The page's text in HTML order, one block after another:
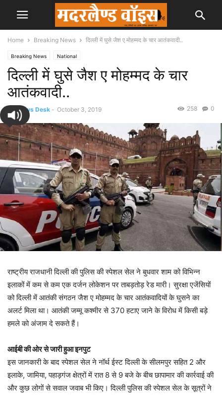
Home Breaking News दिल्ली में घुसे जैश ए मोहम्मद के चार आतंकवादी..
Breaking News National
दिल्ली में घुसे जैश ए मोहम्मद के चार
आतंकवादी..
By News Desk - October 3, 2019 0
258
राष्ट्रीय राजधानी दिल्ली की पुलिस की स्पेशल सेल ने बुधवार शाम को विभिन्न
इलाकों में कम से कम एक दर्जन लोकेशन पर ताबड़तोड़ रेड मारी। सुरक्षा एजेंसियों
को दिल्ली में आतंकी संगठन जैश ए मोहम्मद के चार आतंकवादियों के घुसने का
अलर्ट मिला था। आतंकी जम्मू कश्मीर से 370 हटाए जाने के विरोध में किसी बड़े
हमले को अंजाम दे सकते हैं।
आईबी की ओर से जारी हुआ इनपुट
इस जानकारी के बाद स्पेशल सेल ने नॉर्थ ईस्ट दिल्ली के सीलमपुर सहित 2 और
इलाके, जामिया, पहाड़गंज क्षेत्रों में रात 8 से 9 बजे के बीच छापामार की कार्रवाई की
और कुछ लोगों से सवाल जवाब भी किए। दिल्ली पुलिस की स्पेशल सेल के सूत्रों ने